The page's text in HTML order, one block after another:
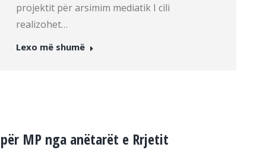
projektit për arsimim mediatik I cili
realizohet…
Lexo më shumë
MP nga anëtarët e Rrjetit